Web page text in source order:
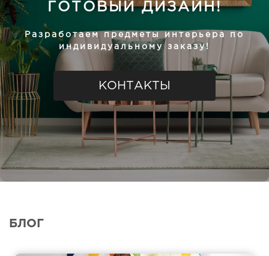
ГОТОВЫЙ ДИЗАЙН!
Разработаем предметы интерьера по
индивидуальному заказу!
КОНТАКТЫ
БЛОГ